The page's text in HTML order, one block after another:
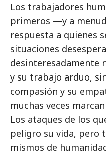
Los trabajadores
primeros —y a
respuesta a quienes
situaciones
desinteresadamente
y su trabajo arduo,
compasión y su
muchas veces
Los ataques de los
peligro su vida, pero
mismos de